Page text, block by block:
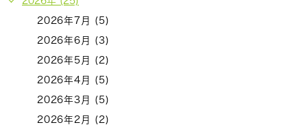
2026年7月 (5)
2026年6月 (3)
2026年5月 (2)
2026年4月 (5)
2026年3月 (5)
2026年2月 (2)